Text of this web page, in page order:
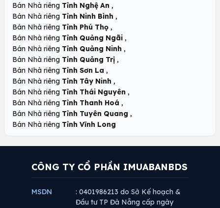
Bán Nhà riêng Tỉnh Nghệ An ,
Bán Nhà riêng Tỉnh Ninh Bình ,
Bán Nhà riêng Tỉnh Phú Thọ ,
Bán Nhà riêng Tỉnh Quảng Ngãi ,
Bán Nhà riêng Tỉnh Quảng Ninh ,
Bán Nhà riêng Tỉnh Quảng Trị ,
Bán Nhà riêng Tỉnh Sơn La ,
Bán Nhà riêng Tỉnh Tây Ninh ,
Bán Nhà riêng Tỉnh Thái Nguyên ,
Bán Nhà riêng Tỉnh Thanh Hoá ,
Bán Nhà riêng Tỉnh Tuyên Quang ,
Bán Nhà riêng Tỉnh Vĩnh Long
CÔNG TY CỔ PHẦN IMUABANBDS
MSDN
: 0401986213 do Sở Kế hoạch &
Đầu tư TP Đà Nẵng cấp ngày